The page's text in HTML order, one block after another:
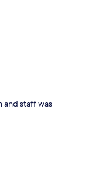
and staff was